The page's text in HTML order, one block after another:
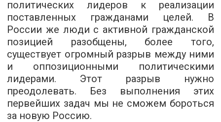
политических лидеров к реализации
поставленных гражданами целей. В
России же люди с активной гражданской
позицией разобщены, более того,
существует огромный разрыв между ними
и оппозиционными политическими
лидерами. Этот разрыв нужно
преодолевать. Без выполнения этих
первейших задач мы не сможем бороться
за новую Россию.